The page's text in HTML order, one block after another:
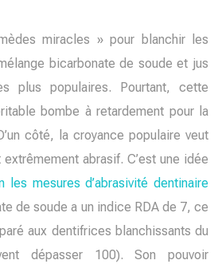
miracles » pour blanchir les
bicarbonate de soude et jus
plus populaires. Pourtant, cette
bombe à retardement pour la
côté, la croyance populaire veut
abrasif. C’est une idée
les mesures d’abrasivité dentinaire
de soude a un indice RDA de 7, ce
aux dentifrices blanchissants du
dépasser 100). Son pouvoir